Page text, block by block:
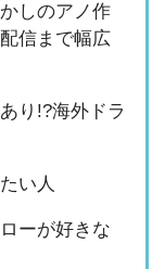
しのアノ作
信まで幅広
り!?海外ドラ
い人
ーが好きな